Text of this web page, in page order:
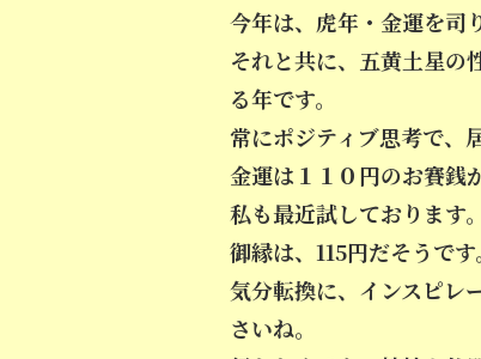
今年は、虎年・金運を司
それと共に、五黄土星の
る年です。
常にポジティブ思考で、
金運は１１０円のお賽銭
私も最近試しております。
御縁は、115円だそうです。
気分転換に、インスピレ
さいね。